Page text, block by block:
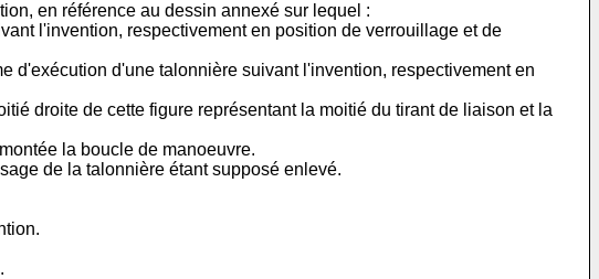
en référence au dessin annexé sur lequel :
l'invention, respectivement en position de verrouillage et de
d'exécution d'une talonnière suivant l'invention, respectivement en
droite de cette figure représentant la moitié du tirant de liaison et la
la boucle de manoeuvre.
de la talonnière étant supposé enlevé.